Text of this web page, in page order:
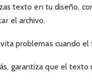
texto en tu diseño,
el archivo.
problemas cuando
garantiza que el texto